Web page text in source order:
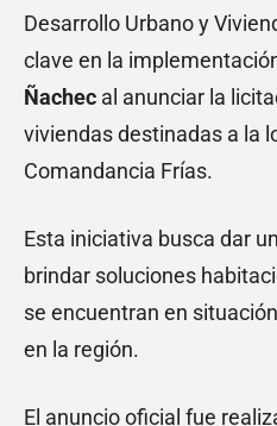
Desarrollo Urbano y
clave en la
Ñachec al anunciar la
viviendas destinadas a la
Comandancia Frías.
Esta iniciativa busca dar
brindar soluciones
se encuentran en
en la región.
El anuncio oficial fue